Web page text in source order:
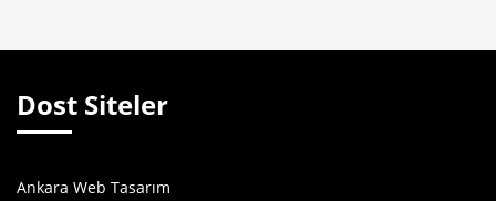
Dost Siteler
Ankara Web Tasarım